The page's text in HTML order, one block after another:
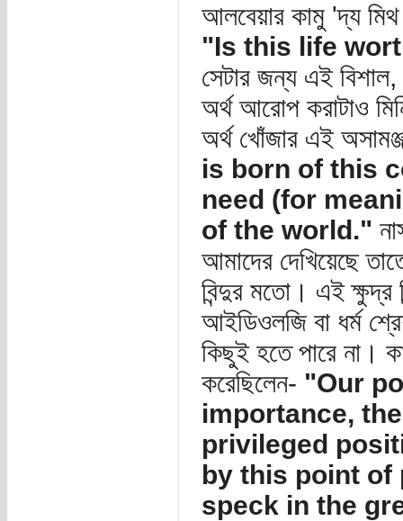
আলবেয়ার কামু 'দ্য
"Is this life
সেটার জন্য এই বিশাল,
অর্থ আরোপ করাটাও
অর্থ খোঁজার এই
is born of this
need (for
of the world."
আমাদের দেখিয়েছে
বিন্দুর মতো। এই ক্ষুদ্র
আইডিওলজি বা ধর্ম
কিছুই হতে পারে না।
করেছিলেন- "Our
importance,
privileged
by this point of
speck in the